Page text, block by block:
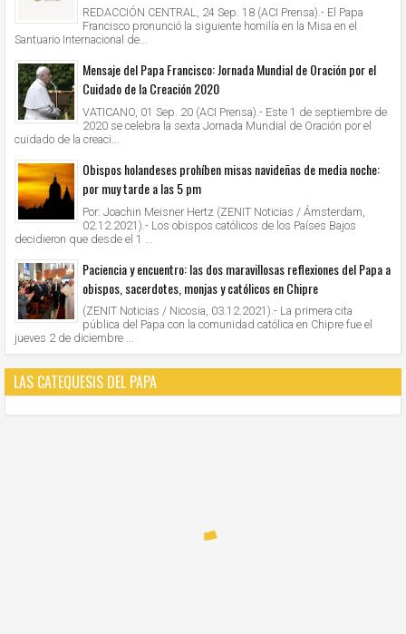
REDACCIÓN CENTRAL, 24 Sep. 18 (ACI Prensa).- El Papa
Francisco pronunció la siguiente homilía en la Misa en el
Santuario Internacional de...
Mensaje del Papa Francisco: Jornada Mundial de Oración por el
Cuidado de la Creación 2020
VATICANO, 01 Sep. 20 (ACI Prensa).- Este 1 de septiembre de
2020 se celebra la sexta Jornada Mundial de Oración por el
cuidado de la creaci...
Obispos holandeses prohíben misas navideñas de media noche:
por muy tarde a las 5 pm
Por: Joachin Meisner Hertz (ZENIT Noticias / Ámsterdam,
02.12.2021).- Los obispos católicos de los Países Bajos
decidieron que desde el 1 ...
Paciencia y encuentro: las dos maravillosas reflexiones del Papa a
obispos, sacerdotes, monjas y católicos en Chipre
(ZENIT Noticias / Nicosia, 03.12.2021).- La primera cita
pública del Papa con la comunidad católica en Chipre fue el
jueves 2 de diciembre ...
LAS CATEQUESIS DEL PAPA